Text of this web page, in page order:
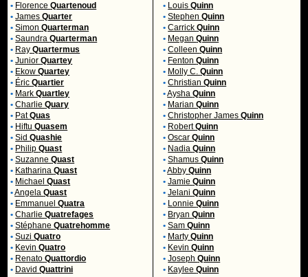
• FlorenceQuartenoud
• JamesQuarter
• SimonQuarterman
• SaundraQuarterman
• RayQuartermus
• JuniorQuartey
• EkowQuartey
• ÉricQuartier
• MarkQuartley
• CharlieQuary
• PatQuas
• HiftuQuasem
• SidQuashie
• PhilipQuast
• SuzanneQuast
• KatharinaQuast
• MichaelQuast
•AngelaQuast
• EmmanuelQuatra
• CharlieQuatrefages
• StéphaneQuatrehomme
• SuziQuatro
• KevinQuatro
• RenatoQuattordio
• DavidQuattrini
• LouisQuinn
• StephenQuinn
• CarrickQuinn
• MeganQuinn
• ColleenQuinn
• FentonQuinn
• Molly C.Quinn
• ChristianQuinn
•AyshaQuinn
• MarianQuinn
• Christopher JamesQuinn
• RobertQuinn
• OscarQuinn
• NadiaQuinn
• ShamusQuinn
•AbbyQuinn
• JamieQuinn
• JelaniQuinn
• LonnieQuinn
• BryanQuinn
• SamQuinn
• MartyQuinn
• KevinQuinn
• JosephQuinn
• KayleeQuinn